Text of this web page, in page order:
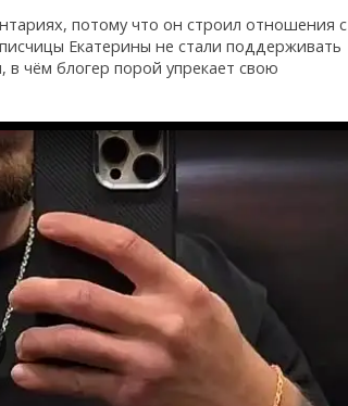
потому что он строил отношения с
Екатерины не стали поддерживать
в чём блогер порой упрекает свою